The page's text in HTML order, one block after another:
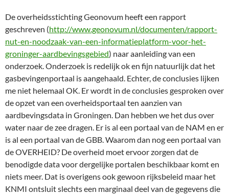
De overheidsstichting Geonovum heeft een rapport
geschreven (http://www.geonovum.nl/documenten/rapport-
nut-en-noodzaak-van-een-informatieplatform-voor-het-
groninger-aardbevingsgebied) naar aanleiding van een
onderzoek. Onderzoek is redelijk ok en fijn natuurlijk dat het
gasbevingenportaal is aangehaald. Echter, de conclusies lijken
me niet helemaal OK. Er wordt in de conclusies gesproken over
de opzet van een overheidsportaal ten aanzien van
aardbevingsdata in Groningen. Dan hebben we het dus over
water naar de zee dragen. Er is al een portaal van de NAM en er
is al een portaal van de GBB. Waarom dan nog een portaal van
de OVERHEID? De overheid moet ervoor zorgen dat de
benodigde data voor dergelijke portalen beschikbaar komt en
niets meer. Dat is overigens ook gewoon rijksbeleid maar het
KNMI ontsluit slechts een marginaal deel van de gegevens die